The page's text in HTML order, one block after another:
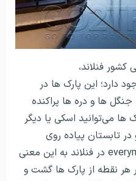
کشور فنلاند،
پارک ملی وجود دارد؛ این پارک ها در
جنگل ها و دره ها پراکنده
ها می‌توانید اسکی یا دیگر
تابستان پیاده روی
در فنلاند به این معنی
هر نقطه از پارک ها گشت و